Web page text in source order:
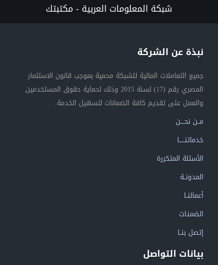
شبكة المعلومات العربية - مكتبتك
نبذة عن الشركة
جميع التعاملات المالية للشبكة محمية بموجب قانون الاستثمار
المصري رقم (17) لسنة 2015 وذلك لحماية حقوق المستخدمين
والعمل على تقديم كافة الضمانات لتسهيل الخدمة.
مــن نحــــن
خدماتنــــــا
الأسئلة المتكررة
المدونــة
أعمالنــا
الضمنـات
إتصل بنــا
بيانات التواصل